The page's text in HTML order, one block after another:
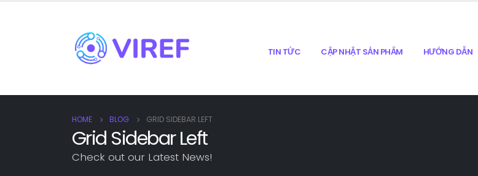
TIN TỨC CẬP NHẬT SẢN PHẨM HƯỚNG DẪN
HOME BLOG GRID SIDEBAR LEFT
Grid Sidebar Left
Check out our Latest News!